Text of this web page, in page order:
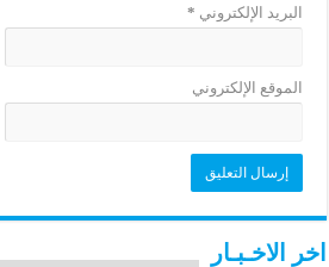
البريد الإلكتروني *
الموقع الإلكتروني
اخر الاخـبـار